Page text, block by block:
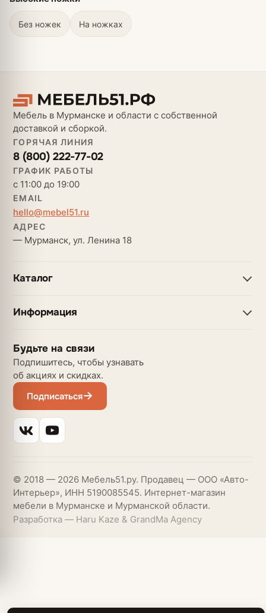
Без ножек На ножках
Мебель в Мурманске и области с собственной
доставкой и сборкой.
ГОРЯЧАЯ ЛИНИЯ
8 (800) 222-77-02
ГРАФИК РАБОТЫ
с 11:00 до 19:00
EMAIL
hello@mebel51.ru
АДРЕС
— Мурманск, ул. Ленина 18
Каталог
Информация
Будьте на связи
Подпишитесь, чтобы узнавать
об акциях и скидках.
Подписаться
© 2018 — 2026 Мебель51.ру. Продавец — ООО «Авто-
Интерьер», ИНН 5190085545. Интернет-магазин
мебели в Мурманске и Мурманской области.
Разработка — Haru Kaze & GrandMa Agency